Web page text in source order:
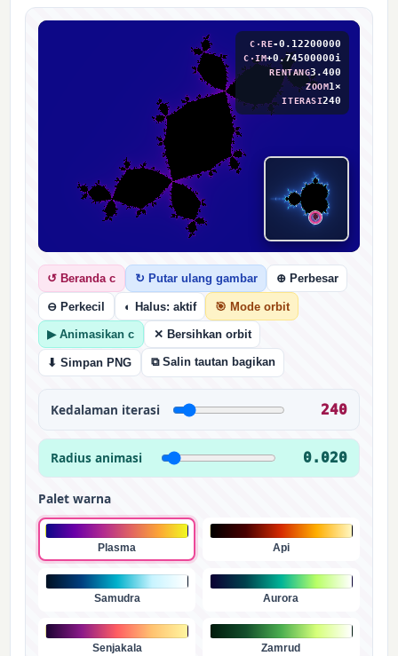
C·RE-0.12200000
C·IM+0.74500000i
RENTANG3.400
ZOOM1×
ITERASI240
⊕ PILIH C DI MANDELBROT
↺ Beranda c ↻ Putar ulang gambar ⊕ Perbesar
⊖ Perkecil ◐ Halus: aktif 🎯 Mode orbit
▶ Animasikan c ✕ Bersihkan orbit
⬇ Simpan PNG ⧉ Salin tautan bagikan
Kedalaman iterasi 240
Radius animasi 0.020
Palet warna
Plasma Api
Samudra Aurora
Senjakala Zamrud